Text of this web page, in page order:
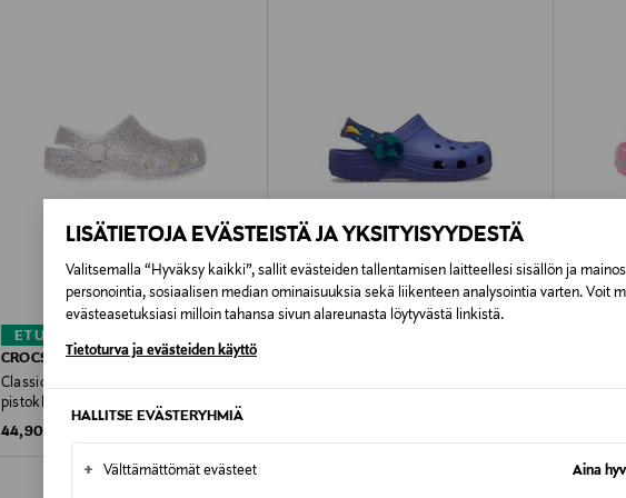
LISÄTIETOJA EVÄSTEISTÄ JA YKSITYISYYDESTÄ
Valitsemalla “Hyväksy kaikki”, sallit evästeiden tallentamisen laitteellesi sisällön ja
personointia, sosiaalisen median ominaisuuksia sekä liikenteen analysointia varten. Voit
evästeasetuksiasi milloin tahansa sivun alareunasta löytyvästä linkistä.
Tietoturva ja evästeiden käyttö
HALLITSE EVÄSTERYHMIÄ
+ Välttämättömät evästeet Aina
ETUKUPONKITUOTE
CROCS
Classic Fantasy Glitter Clog -
pistokkaat
Original Price
44,90 €